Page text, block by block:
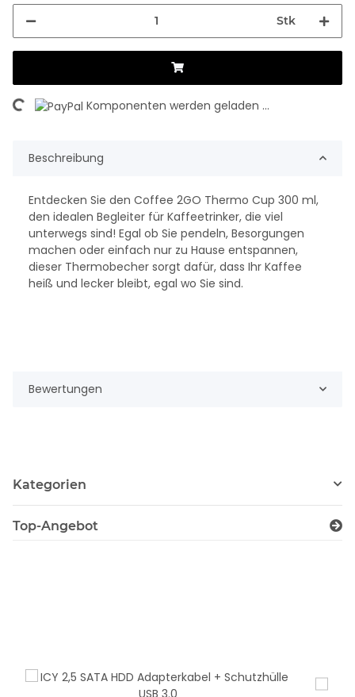
Stk
Komponenten werden geladen ...
Beschreibung
Entdecken Sie den Coffee 2GO Thermo Cup 300 ml,
den idealen Begleiter für Kaffeetrinker, die viel
unterwegs sind! Egal ob Sie pendeln, Besorgungen
machen oder einfach nur zu Hause entspannen,
dieser Thermobecher sorgt dafür, dass Ihr Kaffee
heiß und lecker bleibt, egal wo Sie sind.
Bewertungen
Kategorien
Top-Angebot